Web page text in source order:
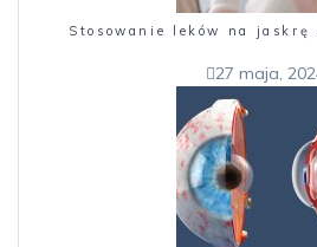
Stosowanie leków na
27 maja,